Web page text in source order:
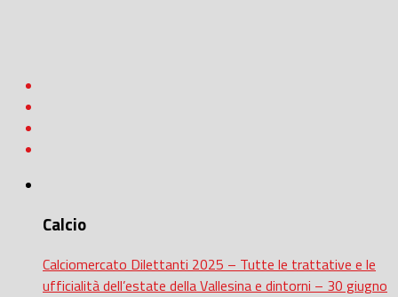
Calcio
Calciomercato Dilettanti 2025 – Tutte le trattative e le
ufficialità dell’estate della Vallesina e dintorni – 30 giugno